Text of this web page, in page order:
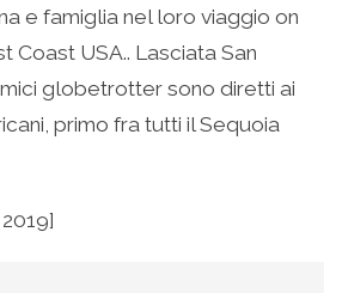
condividere
su
LinkedIn
(Si
in
una
nuova
finestra)
stampare
(Si
apre
in
nuova
finestra)
e famiglia nel loro viaggio on
Coast USA.. Lasciata San
globetrotter sono diretti ai
primo fra tutti il Sequoia